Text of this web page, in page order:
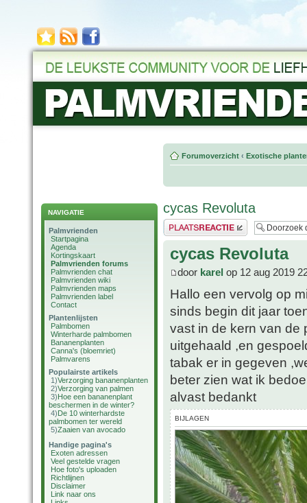
NAVIGATIE
Palmvrienden
Startpagina
Agenda
Kortingskaart
Palmvrienden forums
Palmvrienden chat
Palmvrienden wiki
Palmvrienden maps
Palmvrienden label
Contact
Plantenlijsten
Palmbomen
Winterharde palmbomen
Bananenplanten
Canna's (bloemriet)
Palmvarens
Populairste artikels
1)Verzorging bananenplanten
2)Verzorging van palmen
3)Hoe een bananenplant
beschermen in de winter?
4)De 10 winterhardste
palmbomen ter wereld
5)Zaaien van avocado
Handige pagina's
Exoten adressen
Veel gestelde vragen
Hoe foto's uploaden
Richtlijnen
Disclaimer
Link naar ons
Forumoverzicht ‹ Exotische
cycas Revoluta
Plaats een reactie
cycas Revoluta
door karel op 12 aug 2019
Hallo een vervolg op
sinds begin dit jaar
vast in de kern van de
uitgehaald ,en
tabak er in gegeven
beter zien wat ik
alvast bedankt
BIJLAGEN